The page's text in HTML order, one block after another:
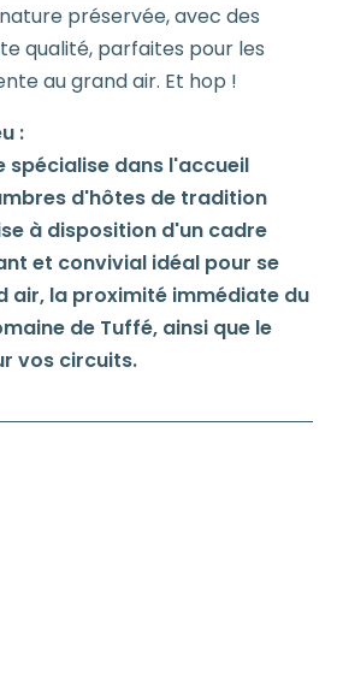
préservée, avec des
qualité, parfaites pour les
au grand air. Et hop !
:
spécialise dans l'accueil
d'hôtes de tradition
à disposition d'un cadre
et convivial idéal pour se
air, la proximité immédiate du
de Tuffé, ainsi que le
vos circuits.